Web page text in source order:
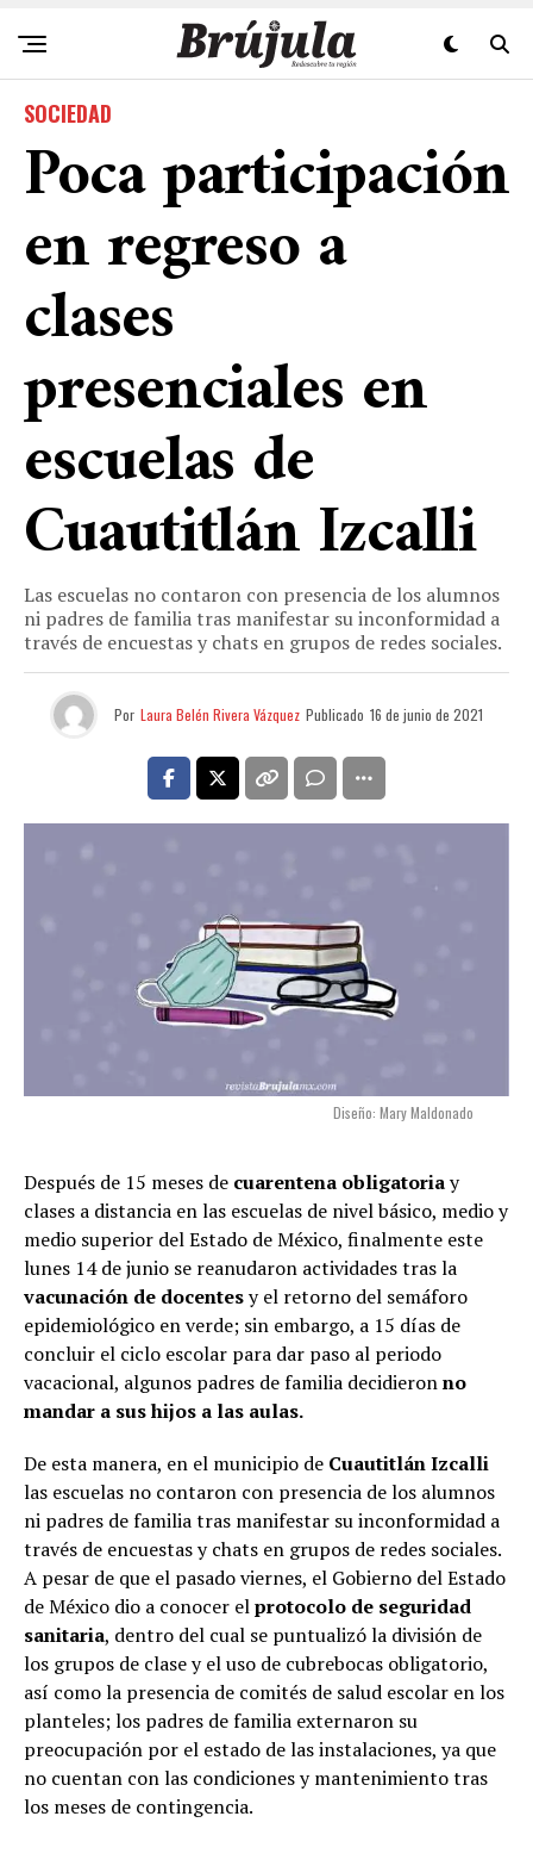
SOCIEDAD
Poca participación
en regreso a
clases
presenciales en
escuelas de
Cuautitlán Izcalli
Las escuelas no contaron con presencia de los alumnos
ni padres de familia tras manifestar su inconformidad a
través de encuestas y chats en grupos de redes sociales.
Por Laura Belén Rivera Vázquez Publicado 16 de junio de 2021
Diseño: Mary Maldonado
Después de 15 meses de cuarentena obligatoriay
clases a distancia en las escuelas de nivel básico, medio y
medio superior del Estado de México, finalmente este
lunes 14 de junio se reanudaron actividades tras la
vacunación de docentesy el retorno del semáforo
epidemiológico en verde; sin embargo, a 15 días de
concluir el ciclo escolar para dar paso al periodo
vacacional, algunos padres de familia decidieronno
mandar a sus hijos a las aulas.
De esta manera, en el municipio de Cuautitlán Izcalli
las escuelas no contaron con presencia de los alumnos
ni padres de familia tras manifestar su inconformidad a
través de encuestas y chats en grupos de redes sociales.
A pesar de que el pasado viernes, el Gobierno del Estado
de México dio a conocer elprotocolo de seguridad
sanitaria, dentro del cual se puntualizó la división de
los grupos de clase y el uso de cubrebocas obligatorio,
así como la presencia de comités de salud escolar en los
planteles; los padres de familia externaron su
preocupación por el estado de las instalaciones, ya que
no cuentan con las condiciones y mantenimiento tras
los meses de contingencia.